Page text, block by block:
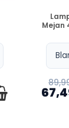
Mejan